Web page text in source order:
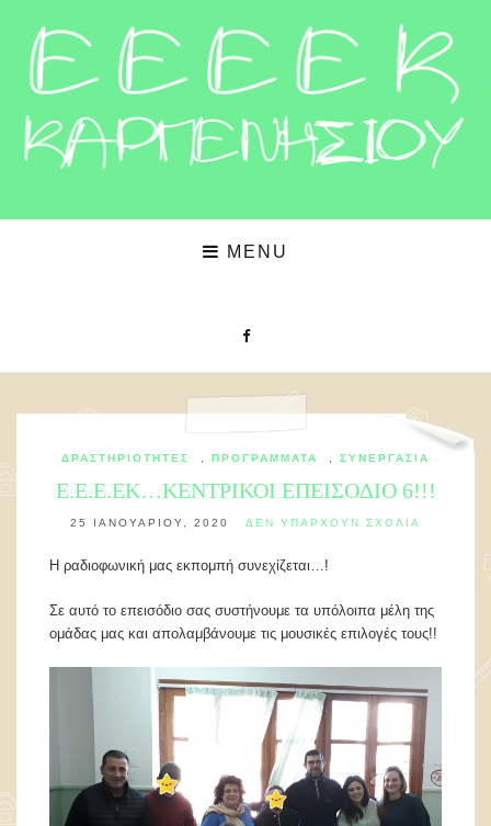
MENU
ΔΡΑΣΤΗΡΙΌΤΗΤΕΣ ΠΡΟΓΡΆΜΜΑΤΑ ΣΥΝΕΡΓΑΣΊΑ
Ε.Ε.Ε.ΕΚ…ΚΕΝΤΡΙΚΟΙ ΕΠΕΙΣΟΔΙΟ 6!!!
25 ΙΑΝΟΥΑΡΊΟΥ, 2020 ΔΕΝ ΥΠΆΡΧΟΥΝ ΣΧΌΛΙΑ
Η ραδιοφωνική μας εκπομπή συνεχίζεται…!
Σε αυτό το επεισόδιο σας συστήνουμε τα υπόλοιπα μέλη της
ομάδας μας και απολαμβάνουμε τις μουσικές επιλογές τους!!